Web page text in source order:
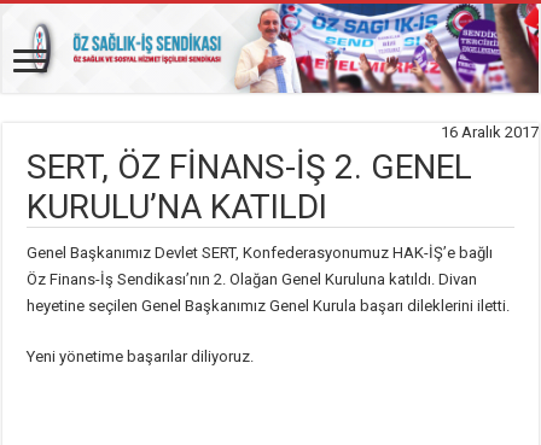
16 Aralık 2017
SERT, ÖZ FİNANS-İŞ 2. GENEL
KURULU’NA KATILDI
Genel Başkanımız Devlet SERT, Konfederasyonumuz HAK-İŞ’e bağlı
Öz Finans-İş Sendikası’nın 2. Olağan Genel Kuruluna katıldı. Divan
heyetine seçilen Genel Başkanımız Genel Kurula başarı dileklerini iletti.
Yeni yönetime başarılar diliyoruz.